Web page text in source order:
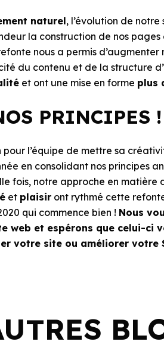
naturel, l’évolution de
la construction de nos
nous a permis d’augmenter
du contenu et de la structure
et ont une mise en forme plus
PRINCIPES !
pour l’équipe de mettre sa
en consolidant nos principes
fois, notre approche en matière
et plaisir ont rythmé cette
qui commence bien ! Nous
web et espérons que celui-ci
votre site ou améliorer votre